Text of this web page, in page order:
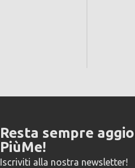
Resta sempre
PiùMe!
Iscriviti alla nostra newsletter!